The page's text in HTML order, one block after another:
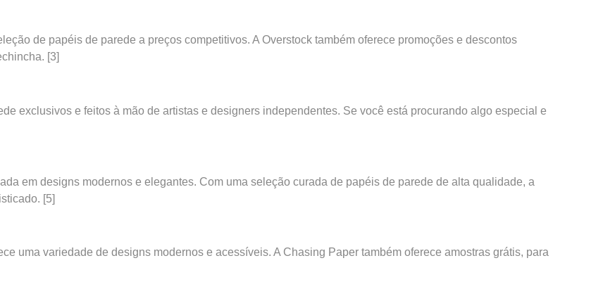
de papéis de parede a preços competitivos. A Overstock também oferece promoções e descontos
[3]
exclusivos e feitos à mão de artistas e designers independentes. Se você está procurando algo especial e
em designs modernos e elegantes. Com uma seleção curada de papéis de parede de alta qualidade, a
[5]
uma variedade de designs modernos e acessíveis. A Chasing Paper também oferece amostras grátis, para